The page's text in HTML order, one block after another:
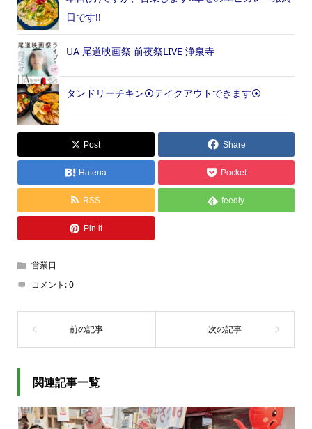
日です!!
UA 尾道映画祭 前夜祭LIVE 浄泉寺
タンドリーチキン⦿テイクアウトできます⦿
Post Share
Hatena Pocket
RSS feedly
Pin it
営業日
コメント:0
関連記事一覧